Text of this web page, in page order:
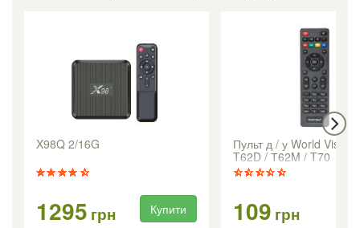
X98Q 2/16G
1295 грн Купити
Пульт д / у World Vision
T62D / Т62M / T70
109 грн